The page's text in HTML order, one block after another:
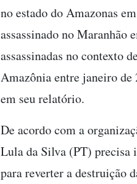
no estado do Amazonas
assassinado no Maranhão
assassinadas no contexto
Amazônia entre janeiro
em seu relatório.
De acordo com a
Lula da Silva (PT) precisa
para reverter a destruição